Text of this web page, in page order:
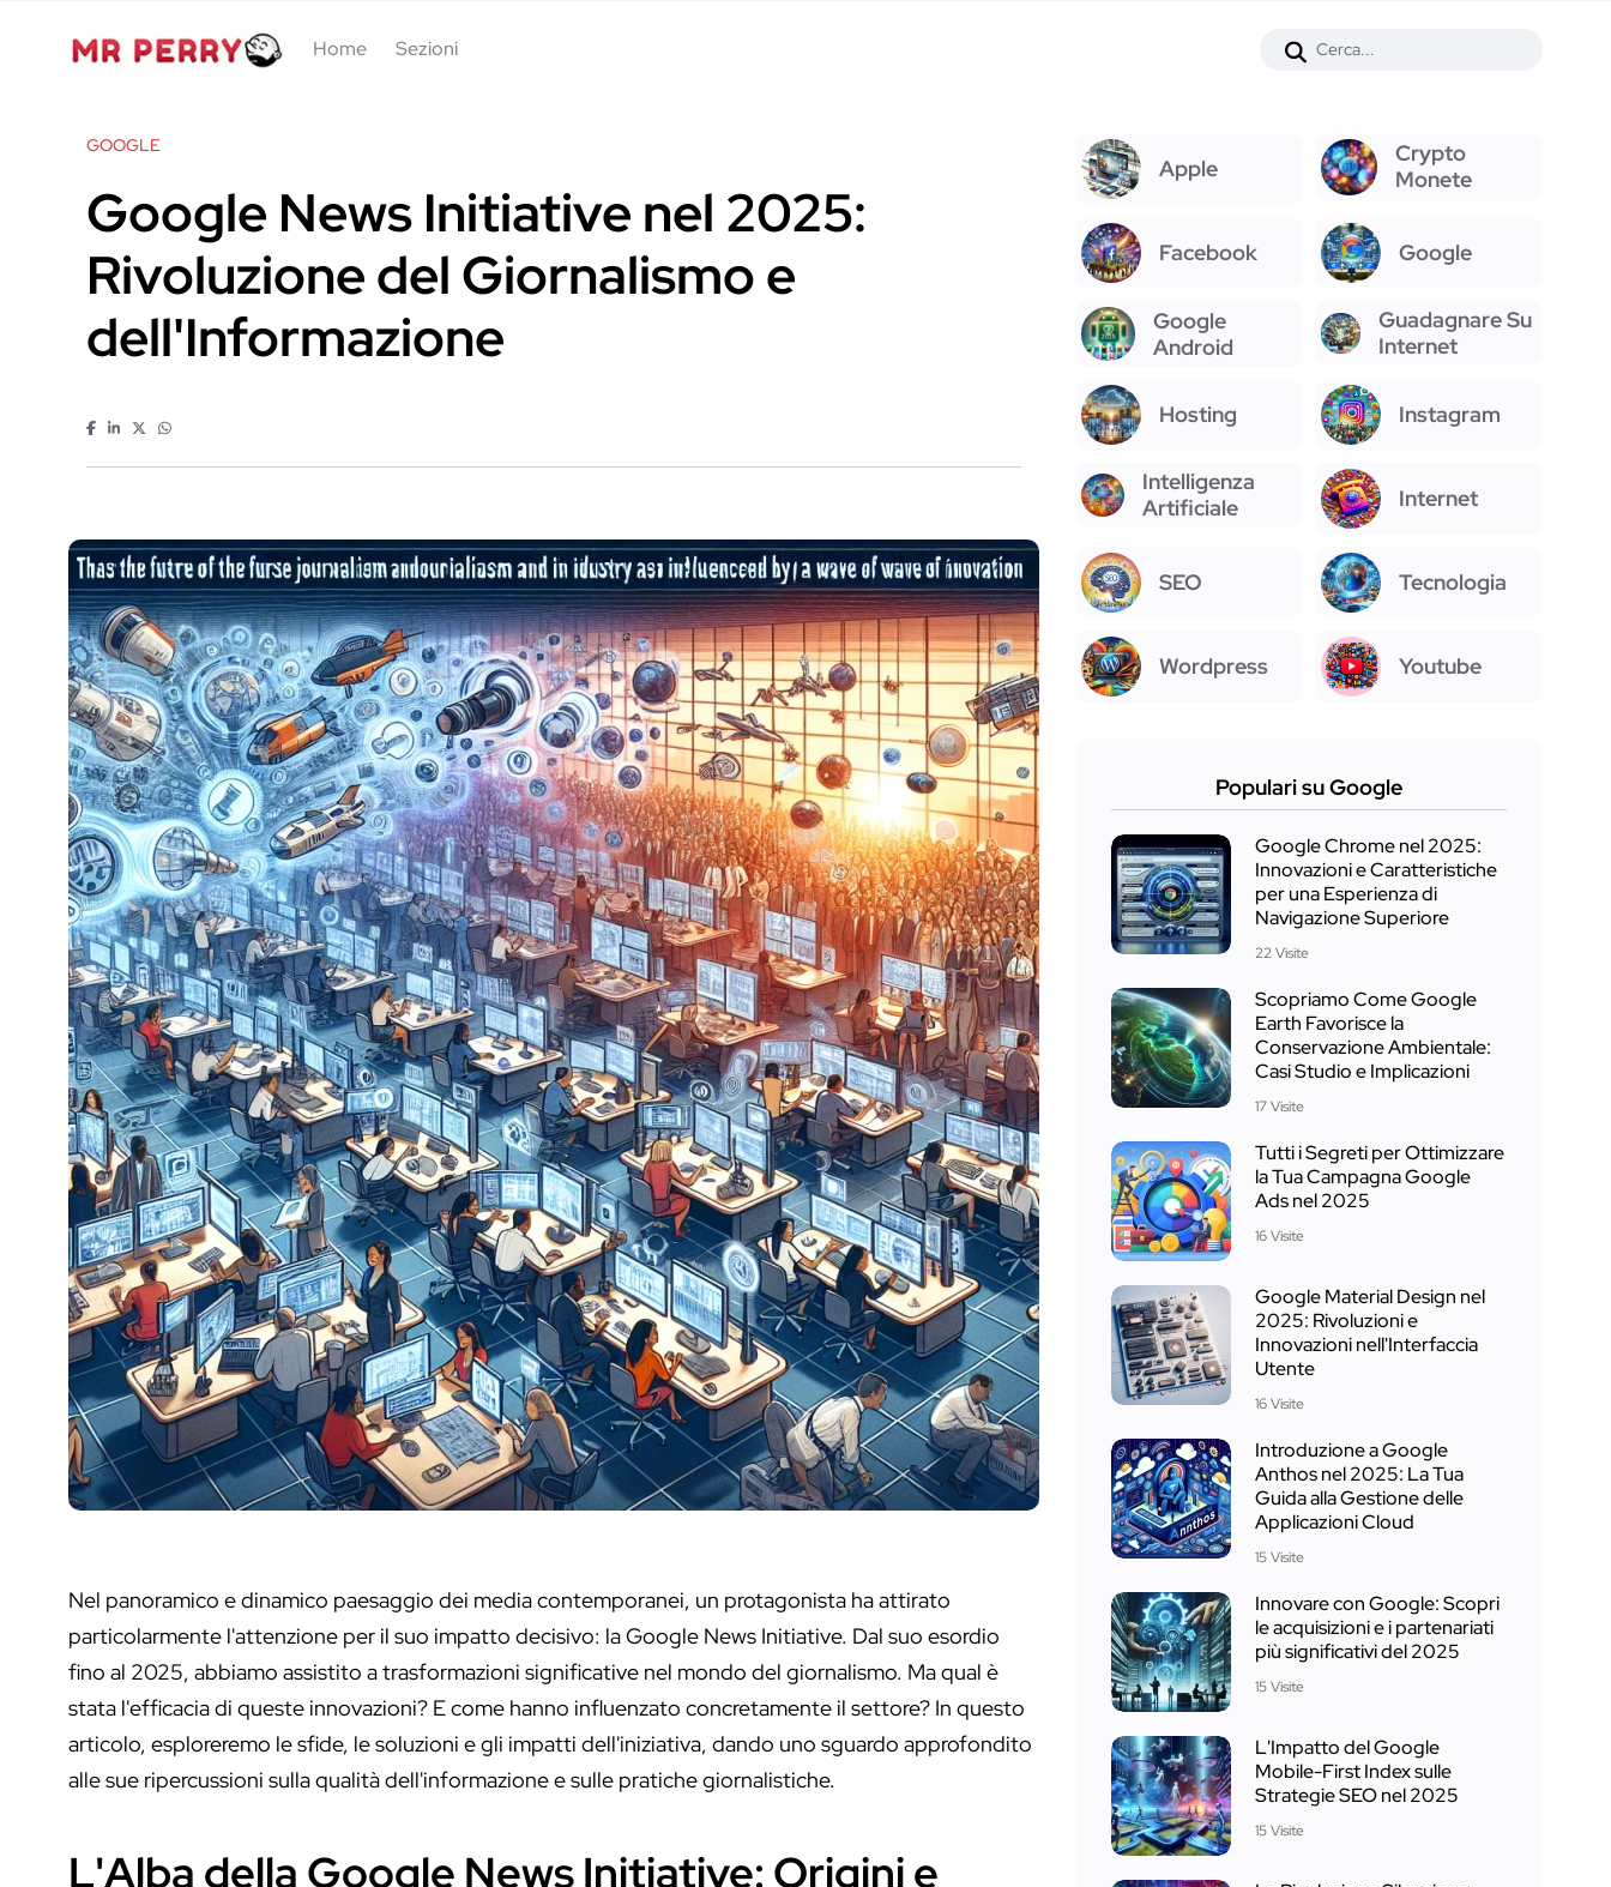
Home Sezioni
GOOGLE
Google News Initiative nel 2025:
Rivoluzione del Giornalismo e
dell'Informazione
Nel panoramico e dinamico paesaggio dei media contemporanei, un protagonista ha attirato
particolarmente l'attenzione per il suo impatto decisivo: la Google News Initiative. Dal suo esordio
fino al 2025, abbiamo assistito a trasformazioni significative nel mondo del giornalismo. Ma qual è
stata l'efficacia di queste innovazioni? E come hanno influenzato concretamente il settore? In questo
articolo, esploreremo le sfide, le soluzioni e gli impatti dell'iniziativa, dando uno sguardo approfondito
alle sue ripercussioni sulla qualità dell'informazione e sulle pratiche giornalistiche.
L'Alba della Google News Initiative: Origini e
Apple
Crypto
Monete
Facebook Google
Google
Android
Guadagnare Su
Internet
Hosting Instagram
Intelligenza
Artificiale
Internet
SEO Tecnologia
Wordpress Youtube
Populari su Google
Google Chrome nel 2025:
Innovazioni e Caratteristiche
per una Esperienza di
Navigazione Superiore
22 Visite
Scopriamo Come Google
Earth Favorisce la
Conservazione Ambientale:
Casi Studio e Implicazioni
17 Visite
Tutti i Segreti per Ottimizzare
la Tua Campagna Google
Ads nel 2025
16 Visite
Google Material Design nel
2025: Rivoluzioni e
Innovazioni nell'Interfaccia
Utente
16 Visite
Introduzione a Google
Anthos nel 2025: La Tua
Guida alla Gestione delle
Applicazioni Cloud
15 Visite
Innovare con Google: Scopri
le acquisizioni e i partenariati
più significativi del 2025
15 Visite
L'Impatto del Google
Mobile-First Index sulle
Strategie SEO nel 2025
15 Visite